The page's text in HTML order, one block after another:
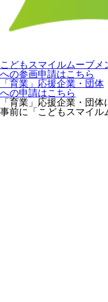
こどもスマイルムーブメ
への参画申請はこちら
「育業」応援企業・団体
への申請はこちら
「育業」応援企業・団体
事前に「こどもスマイル